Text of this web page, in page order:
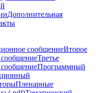
Дополнительная
сообщениеВторое
Третье
Программный
Пленарные